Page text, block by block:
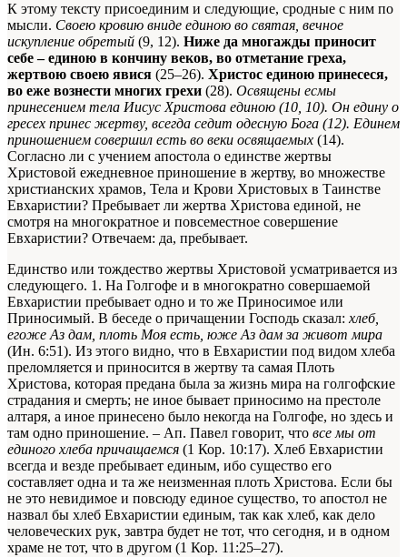
К этому тексту присоединим и следующие, сродные с ним по
мысли. Своею кровию вниде единою во святая, вечное
искупление обретый (9, 12). Ниже да многажды приносит
себе – единою в кончину веков, во отметание греха,
жертвою своею явися (25–26). Христос единою принесеся,
во еже вознести многих грехи (28). Освящены есмы
принесением тела Иисус Христова единою (10, 10). Он едину о
гресех принес жертву, всегда седит одесную Бога (12). Единем
приношением совершил есть во веки освящаемых (14).
Согласно ли с учением апостола о единстве жертвы
Христовой ежедневное приношение в жертву, во множестве
христианских храмов, Тела и Крови Христовых в Таинстве
Евхаристии? Пребывает ли жертва Христова единой, не
смотря на многократное и повсеместное совершение
Евхаристии? Отвечаем: да, пребывает.
Единство или тождество жертвы Христовой усматривается из
следующего. 1. На Голгофе и в многократно совершаемой
Евхаристии пребывает одно и то же Приносимое или
Приносимый. В беседе о причащении Господь сказал: хлеб,
егоже Аз дам, плоть Моя есть, юже Аз дам за живот мира
(Ин. 6:51). Из этого видно, что в Евхаристии под видом хлеба
преломляется и приносится в жертву та самая Плоть
Христова, которая предана была за жизнь мира на голгофские
страдания и смерть; не иное бывает приносимо на престоле
алтаря, а иное принесено было некогда на Голгофе, но здесь и
там одно приношение. – Ап. Павел говорит, что все мы от
единого хлеба причащаемся (1 Кор. 10:17). Хлеб Евхаристии
всегда и везде пребывает единым, ибо существо его
составляет одна и та же неизменная плоть Христова. Если бы
не это невидимое и повсюду единое существо, то апостол не
назвал бы хлеб Евхаристии единым, так как хлеб, как дело
человеческих рук, завтра будет не тот, что сегодня, и в одном
храме не тот, что в другом (1 Кор. 11:25–27).